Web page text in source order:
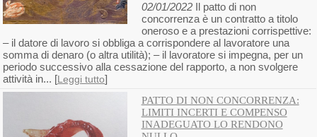
02/01/2022Il patto di non
concorrenza è un contratto a titolo
oneroso e a prestazioni corrispettive:
– il datore di lavoro si obbliga a corrispondere al lavoratore una
somma di denaro (o altra utilità); – il lavoratore si impegna, per un
periodo successivo alla cessazione del rapporto, a non svolgere
attività in... [Leggi tutto]
PATTO DI NON CONCORRENZA:
LIMITI INCERTI E COMPENSO
INADEGUATO LO RENDONO